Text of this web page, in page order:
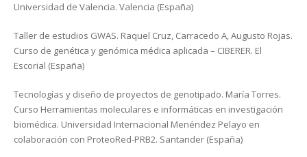
Universidad de Valencia. Valencia (España)
Taller de estudios GWAS. Raquel Cruz, Carracedo A, Augusto Rojas.
Curso de genética y genómica médica aplicada – CIBERER. El
Escorial (España)
Tecnologías y diseño de proyectos de genotipado. María Torres.
Curso Herramientas moleculares e informáticas en investigación
biomédica. Universidad Internacional Menéndez Pelayo en
colaboración con ProteoRed-PRB2. Santander (España)